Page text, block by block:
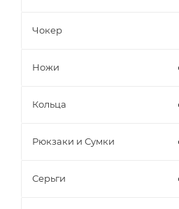
Чокер
Ножи
Кольца
Рюкзаки и Сумки
Серьги